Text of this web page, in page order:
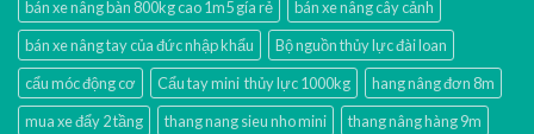
bán xe nâng bàn 800kg cao 1m5 gía rẻ
bán xe nâng cây cảnh
bán xe nâng tay của đức nhập khẩu
Bộ nguồn thủy lực đài loan
cẩu móc động cơ
Cẩu tay mini thủy lực 1000kg
hang nâng đơn 8m
mua xe đẩy 2 tầng
thang nang sieu nho mini
thang nâng hàng 9m